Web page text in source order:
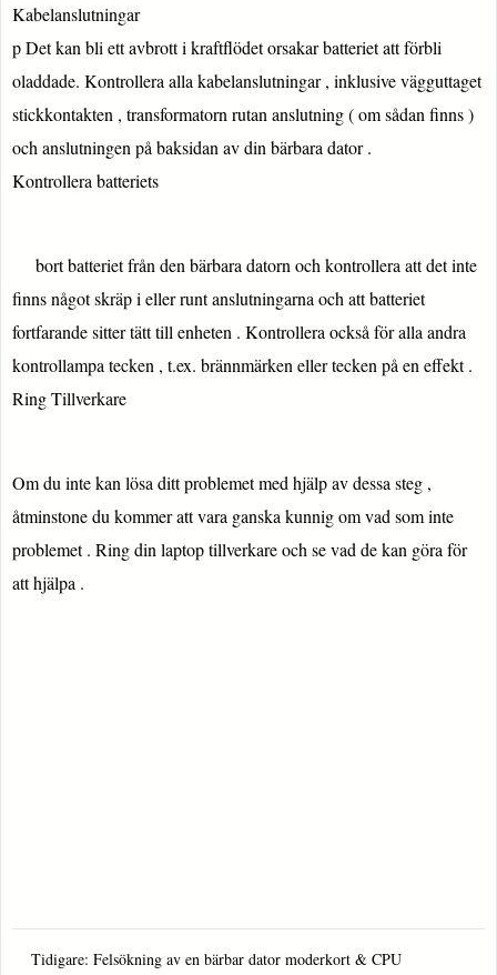
Kabelanslutningar
p Det kan bli ett avbrott i kraftflödet orsakar batteriet att förbli
oladdade. Kontrollera alla kabelanslutningar , inklusive vägguttaget
stickkontakten , transformatorn rutan anslutning ( om sådan finns )
och anslutningen på baksidan av din bärbara dator .
Kontrollera batteriets
bort batteriet från den bärbara datorn och kontrollera att det inte
finns något skräp i eller runt anslutningarna och att batteriet
fortfarande sitter tätt till enheten . Kontrollera också för alla andra
kontrollampa tecken , t.ex. brännmärken eller tecken på en effekt .
Ring Tillverkare
Om du inte kan lösa ditt problemet med hjälp av dessa steg ,
åtminstone du kommer att vara ganska kunnig om vad som inte
problemet . Ring din laptop tillverkare och se vad de kan göra för
att hjälpa .
Tidigare:Felsökning av en bärbar dator moderkort & CPU